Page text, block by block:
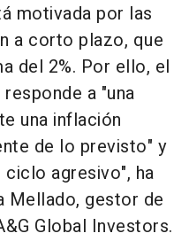
motivada por las
a corto plazo, que
del 2%. Por ello, el
a "una
una inflación
de lo previsto" y
ciclo agresivo", ha
Mellado, gestor de
Global Investors.